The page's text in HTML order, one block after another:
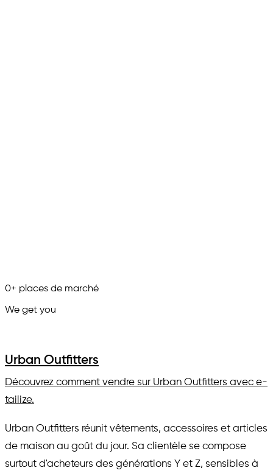
0+ places de marché
We get you
Urban Outfitters
Découvrez comment vendre sur Urban Outfitters avec e-
tailize.
Urban Outfitters réunit vêtements, accessoires et articles
de maison au goût du jour. Sa clientèle se compose
surtout d'acheteurs des générations Y et Z, sensibles à